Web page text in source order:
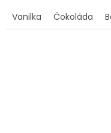
Vanilka
Čokoláda